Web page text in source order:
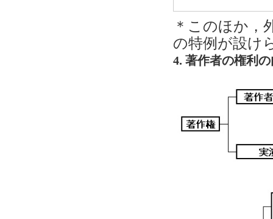
＊このほか，
の特例が設け
4. 著作者の権利